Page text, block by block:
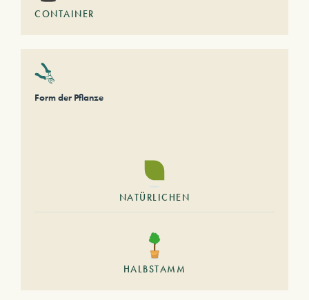
CONTAINER
Form der Pflanze
NATÜRLICHEN
HALBSTAMM